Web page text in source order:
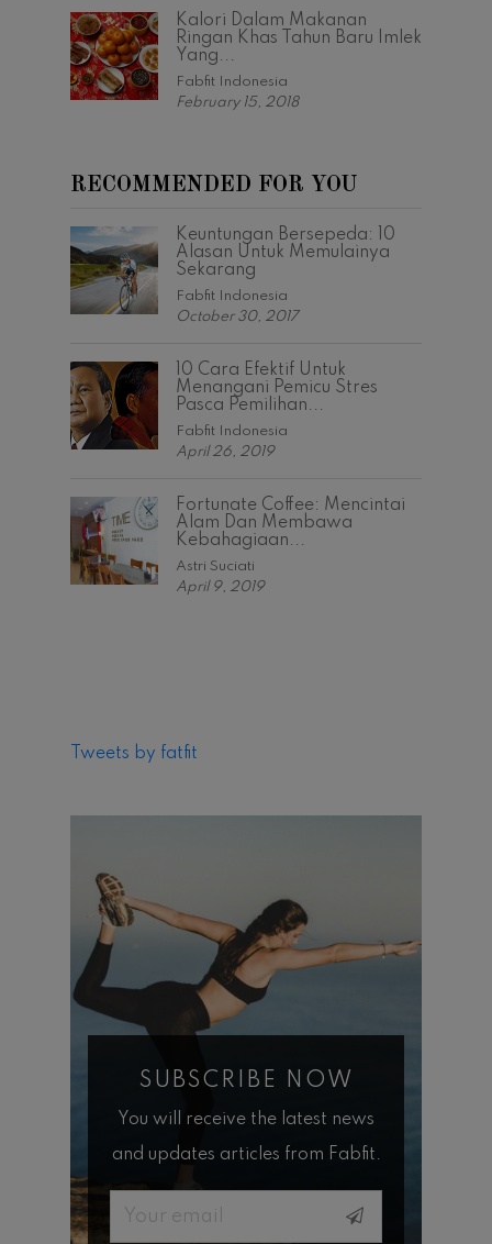
Kalori Dalam Makanan
Ringan Khas Tahun Baru Imlek
Yang...
Fabfit Indonesia
February 15, 2018
RECOMMENDED FOR YOU
Keuntungan Bersepeda: 10
Alasan Untuk Memulainya
Sekarang
Fabfit Indonesia
October 30, 2017
10 Cara Efektif Untuk
Menangani Pemicu Stres
Pasca Pemilihan...
Fabfit Indonesia
April 26, 2019
Fortunate Coffee: Mencintai
Alam Dan Membawa
Kebahagiaan...
Astri Suciati
April 9, 2019
Tweets by fatfit
SUBSCRIBE NOW
You will receive the latest news
and updates articles from Fabfit.
Email